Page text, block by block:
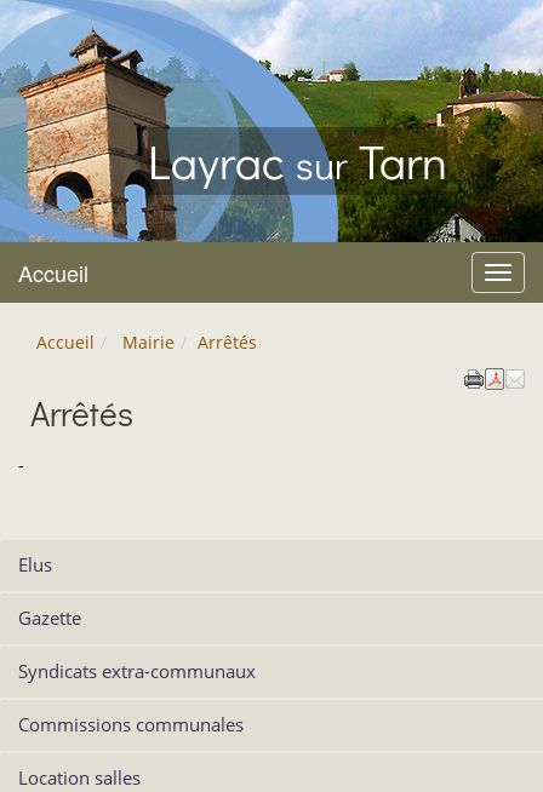
Layrac surTarn
Menu
Accueil
Accueil Mairie Arrêtés
Arrêtés
-
Elus
Gazette
Syndicats extra-communaux
Commissions communales
Location salles